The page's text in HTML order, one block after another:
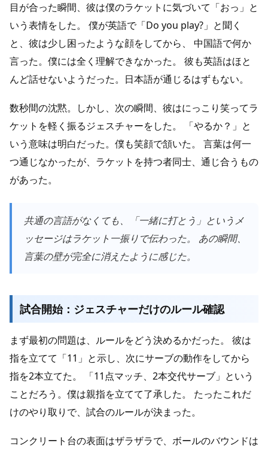
目が合った瞬間、彼は僕のラケットに気づいて「おっ」と
いう表情をした。 僕が英語で「Do you play?」と聞く
と、彼は少し困ったような顔をしてから、 中国語で何か
言った。僕には全く理解できなかった。 彼も英語はほと
んど話せないようだった。日本語が通じるはずもない。
数秒間の沈黙。しかし、次の瞬間、彼はにっこり笑ってラ
ケットを軽く振るジェスチャーをした。 「やるか？」と
いう意味は明白だった。僕も笑顔で頷いた。 言葉は何一
つ通じなかったが、ラケットを持つ者同士、通じ合うもの
があった。
共通の言語がなくても、「一緒に打とう」というメ
ッセージはラケット一振りで伝わった。 あの瞬間、
言葉の壁が完全に消えたように感じた。
試合開始：ジェスチャーだけのルール確認
まず最初の問題は、ルールをどう決めるかだった。 彼は
指を立てて「11」と示し、次にサーブの動作をしてから
指を2本立てた。 「11点マッチ、2本交代サーブ」という
ことだろう。僕は親指を立てて了承した。 たったこれだ
けのやり取りで、試合のルールが決まった。
コンクリート台の表面はザラザラで、ボールのバウンドは